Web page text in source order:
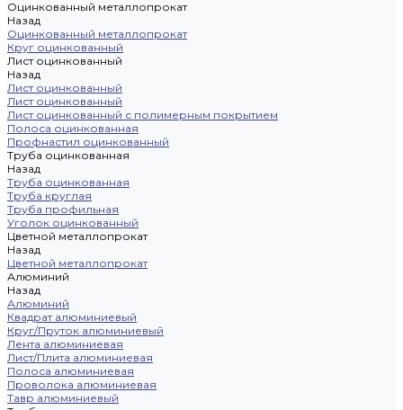
Оцинкованный металлопрокат
Назад
Оцинкованный металлопрокат
Круг оцинкованный
Лист оцинкованный
Назад
Лист оцинкованный
Лист оцинкованный
Лист оцинкованный с полимерным покрытием
Полоса оцинкованная
Профнастил оцинкованный
Труба оцинкованная
Назад
Труба оцинкованная
Труба круглая
Труба профильная
Уголок оцинкованный
Цветной металлопрокат
Назад
Цветной металлопрокат
Алюминий
Назад
Алюминий
Квадрат алюминиевый
Круг/Пруток алюминиевый
Лента алюминиевая
Лист/Плита алюминиевая
Полоса алюминиевая
Проволока алюминиевая
Тавр алюминиевый